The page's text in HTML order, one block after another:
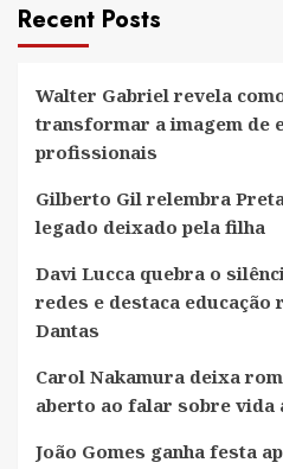
Recent Posts
Walter Gabriel revela
transformar a imagem de
profissionais
Gilberto Gil relembra
legado deixado pela filha
Davi Lucca quebra o
redes e destaca educação
Dantas
Carol Nakamura deixa
aberto ao falar sobre vida
João Gomes ganha festa